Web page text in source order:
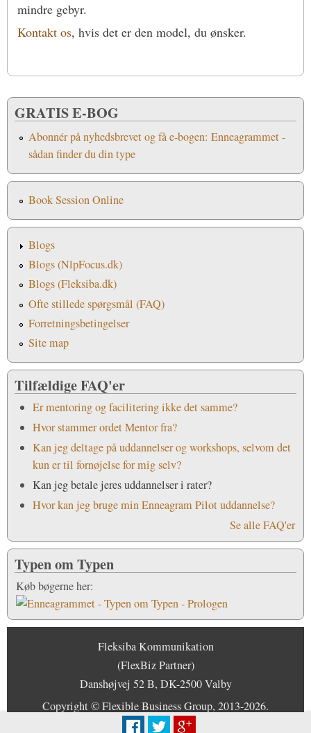
mindre gebyr.
Kontakt os, hvis det er den model, du ønsker.
GRATIS E-BOG
Abonnér på nyhedsbrevet og få e-bogen: Enneagrammet -
sådan finder du din type
Book Session Online
Blogs
Blogs (NlpFocus.dk)
Blogs (Fleksiba.dk)
Ofte stillede spørgsmål (FAQ)
Forretningsbetingelser
Site map
Tilfældige FAQ'er
Er mentoring og facilitering ikke det samme?
Hvor stammer ordet Mentor fra?
Kan jeg deltage på uddannelser og workshops, selvom det
kun er til fornøjelse for mig selv?
Kan jeg betale jeres uddannelser i rater?
Hvor kan jeg bruge min Enneagram Pilot uddannelse?
Se alle FAQ'er
Typen om Typen
Køb bøgerne her:
Fleksiba Kommunikation
(FlexBiz Partner)
Danshøjvej 52 B, DK-2500 Valby
Copyright © Flexible Business Group, 2013-2026.